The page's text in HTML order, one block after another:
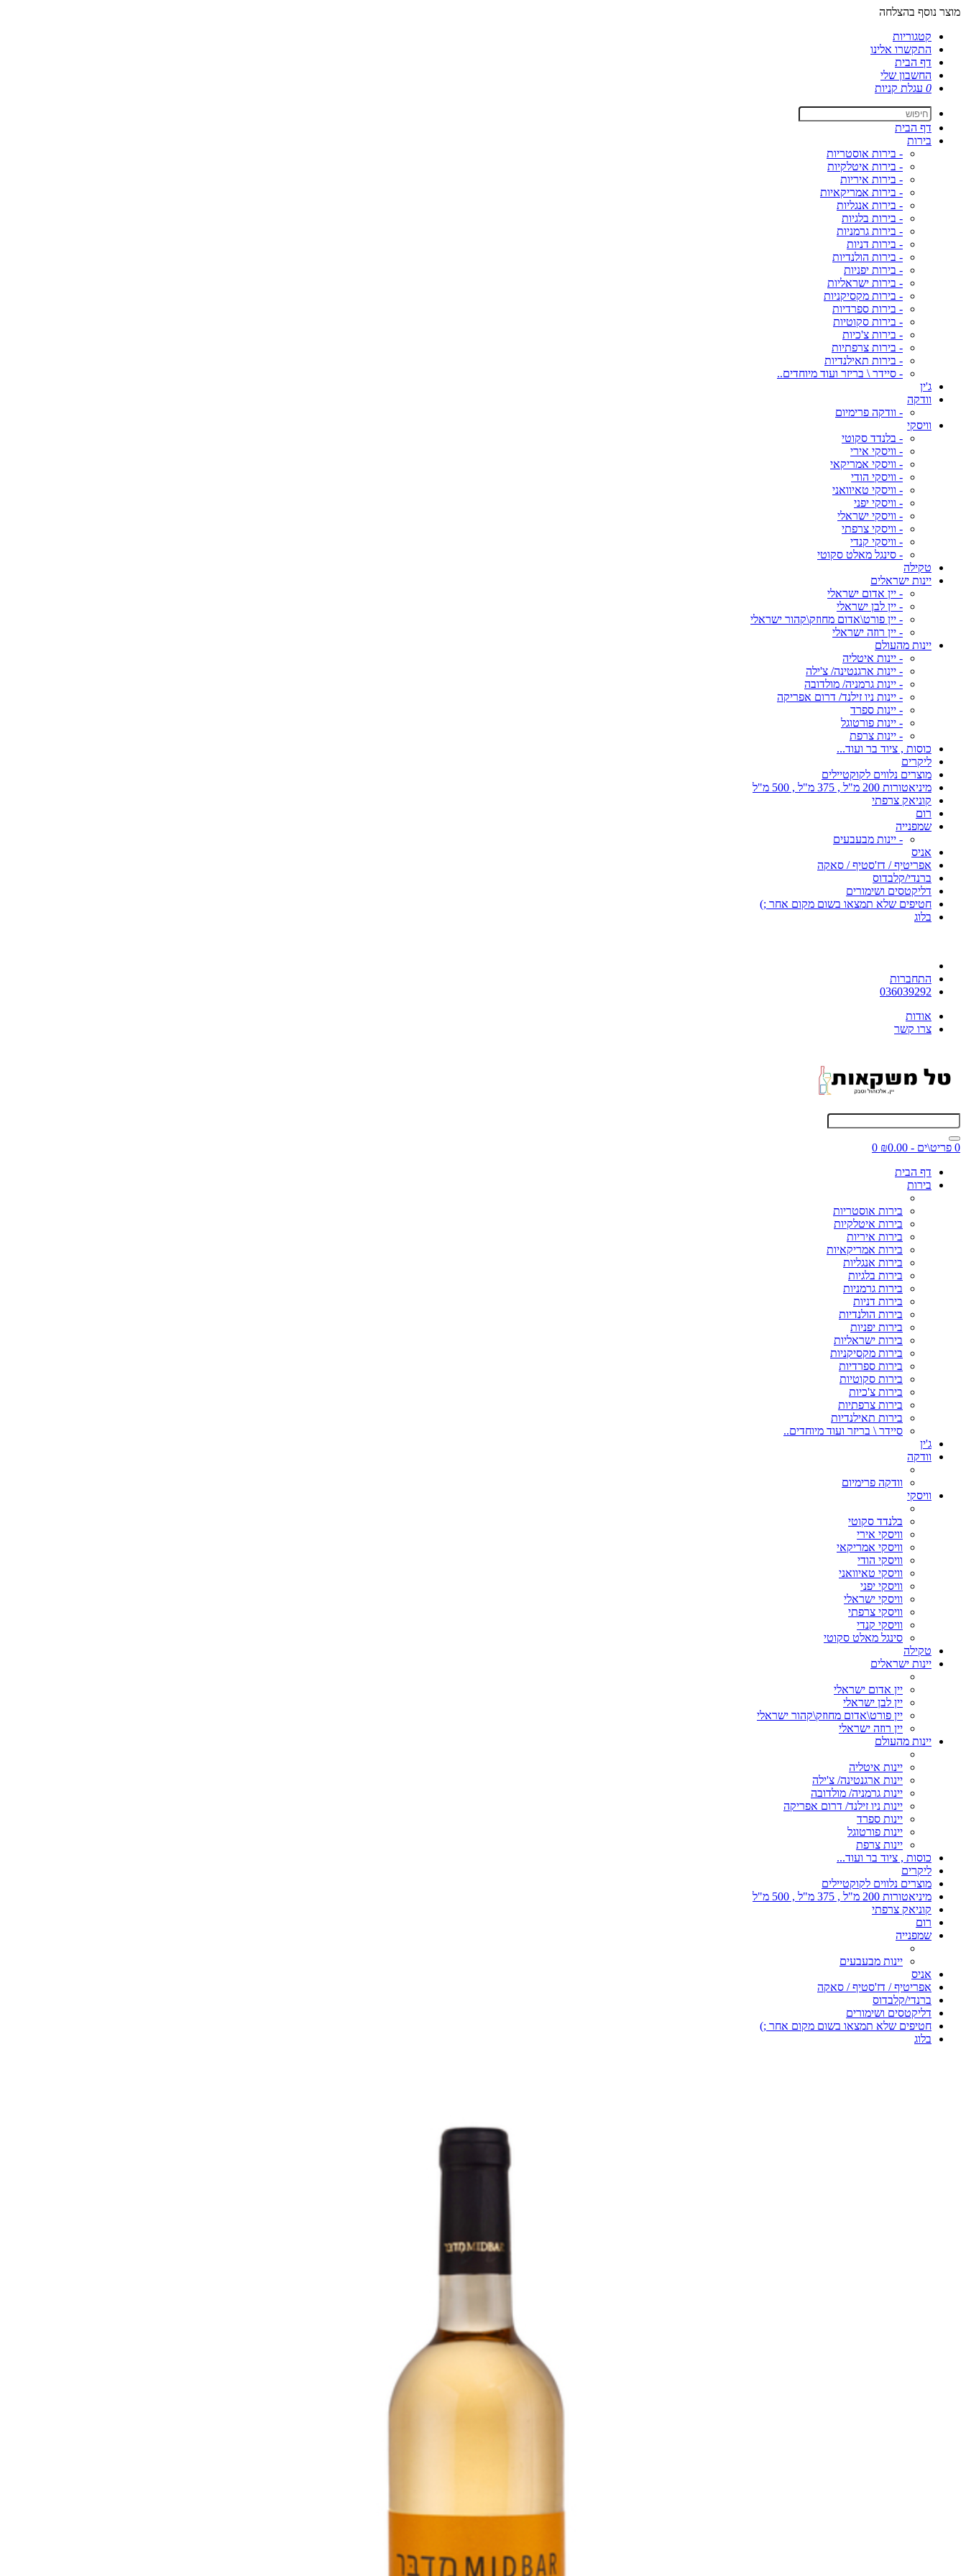
מוצר נוסף בהצלחה
קטגוריות
התקשרו אלינו
דף הבית
החשבון שלי
0 עגלת קניות
דף הבית
בירות
- בירות אוסטריות
- בירות איטלקיות
- בירות איריות
- בירות אמריקאיות
- בירות אנגליות
- בירות בלגיות
- בירות גרמניות
- בירות דניות
- בירות הולנדיות
- בירות יפניות
- בירות ישראליות
- בירות מקסיקניות
- בירות ספרדיות
- בירות סקוטיות
- בירות צ'כיות
- בירות צרפתיות
- בירות תאילנדיות
- סיידר \ בריזר ועוד מיוחדים..
ג'ין
וודקה
- וודקה פרימיום
וויסקי
- בלנדד סקוטי
- וויסקי אירי
- וויסקי אמריקאי
- וויסקי הודי
- וויסקי טאיוואני
- וויסקי יפני
- וויסקי ישראלי
- וויסקי צרפתי
- וויסקי קנדי
- סינגל מאלט סקוטי
טקילה
יינות ישראלים
- יין אדום ישראלי
- יין לבן ישראלי
- יין פורט\אדום מחוזק\קהור ישראלי
- יין רוזה ישראלי
יינות מהעולם
- יינות איטליה
- יינות ארגנטינה/ צ'ילה
- יינות גרמניה/ מולדובה
- יינות ניו זילנד/ דרום אפריקה
- יינות ספרד
- יינות פורטוגל
- יינות צרפת
כוסות , ציוד בר ועוד...
ליקרים
מוצרים נלווים לקוקטיילים
מיניאטורות 200 מ"ל , 375 מ"ל , 500 מ"ל
קוניאק צרפתי
רום
שמפנייה
- יינות מבעבעים
אניס
אפריטיף / דז'סטיף / סאקה
ברנדי/קלבדוס
דליקטסים ושימורים
חטיפים שלא תמצאו בשום מקום אחר ;)
בלוג
התחברות
036039292
אודות
צרו קשר
0 פריט\ים - ₪0.00
0
דף הבית
בירות
בירות אוסטריות
בירות איטלקיות
בירות איריות
בירות אמריקאיות
בירות אנגליות
בירות בלגיות
בירות גרמניות
בירות דניות
בירות הולנדיות
בירות יפניות
בירות ישראליות
בירות מקסיקניות
בירות ספרדיות
בירות סקוטיות
בירות צ'כיות
בירות צרפתיות
בירות תאילנדיות
סיידר \ בריזר ועוד מיוחדים..
ג'ין
וודקה
וודקה פרימיום
וויסקי
בלנדד סקוטי
וויסקי אירי
וויסקי אמריקאי
וויסקי הודי
וויסקי טאיוואני
וויסקי יפני
וויסקי ישראלי
וויסקי צרפתי
וויסקי קנדי
סינגל מאלט סקוטי
טקילה
יינות ישראלים
יין אדום ישראלי
יין לבן ישראלי
יין פורט\אדום מחוזק\קהור ישראלי
יין רוזה ישראלי
יינות מהעולם
יינות איטליה
יינות ארגנטינה/ צ'ילה
יינות גרמניה/ מולדובה
יינות ניו זילנד/ דרום אפריקה
יינות ספרד
יינות פורטוגל
יינות צרפת
כוסות , ציוד בר ועוד...
ליקרים
מוצרים נלווים לקוקטיילים
מיניאטורות 200 מ"ל , 375 מ"ל , 500 מ"ל
קוניאק צרפתי
רום
שמפנייה
יינות מבעבעים
אניס
אפריטיף / דז'סטיף / סאקה
ברנדי/קלבדוס
דליקטסים ושימורים
חטיפים שלא תמצאו בשום מקום אחר ;)
בלוג